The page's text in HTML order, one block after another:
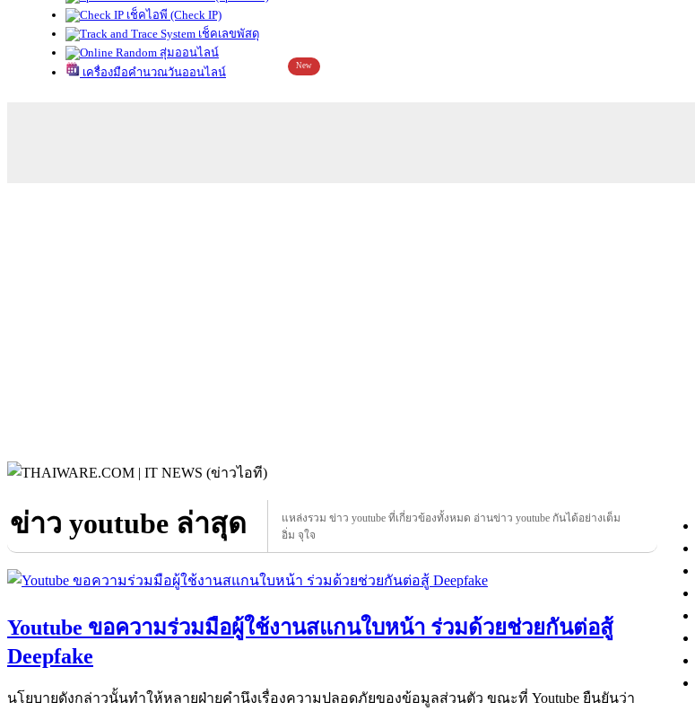
เช็คไอพี (Check IP)
เช็คเลขพัสดุ
สุ่มออนไลน์
เครื่องมือคำนวณวันออนไลน์
New
ข่าว youtube ล่าสุด
แหล่งรวม ข่าว youtube ที่เกี่ยวข้องทั้งหมด อ่านข่าว youtube กันได้อย่างเต็ม
อิ่ม จุใจ
Youtube ขอความร่วมมือผู้ใช้งานสแกนใบหน้า ร่วมด้วยช่วยกันต่อสู้
Deepfake
นโยบายดังกล่าวนั้นทำให้หลายฝ่ายคำนึงเรื่องความปลอดภัยของข้อมูลส่วนตัว ขณะที่ Youtube ยืนยันว่า